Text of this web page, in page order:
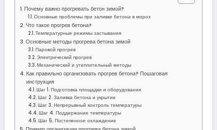
Почему важно прогревать бетон зимой?
Основные проблемы при заливке бетона в мороз
Что такое прогрев бетона?
Температурные режимы застывания
Основные методы прогрева бетона зимой
Паровой прогрев
Электрический прогрев
Механический и утеплительный методы
Как правильно организовать прогрев бетона? Пошаговая
инструкция
Шаг 1. Подготовка площадки и оборудования
Шаг 2. Заливка бетона и укрытие
Шаг 3. Непрерывный контроль температуры
Шаг 4. Поддержание температуры
Шаг 5. Постепенное охлаждение